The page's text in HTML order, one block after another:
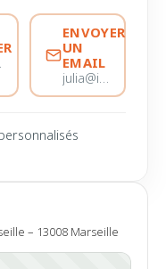
– 13008 Marseille
ENVOYER
UN
EMAIL
julia@immobiliere-pujol.fr